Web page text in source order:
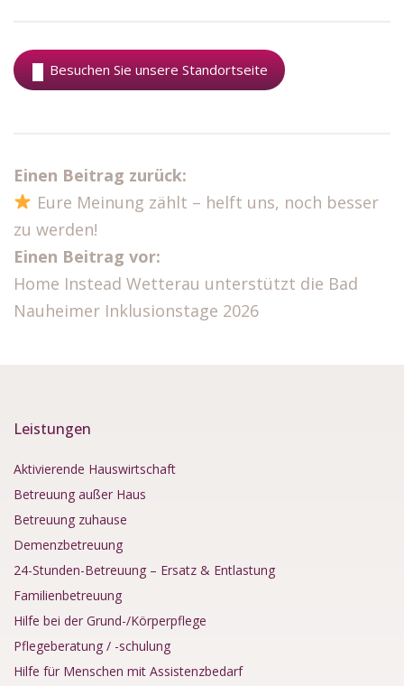
Besuchen Sie unsere Standortseite
Einen Beitrag zurück:
Eure Meinung zählt – helft uns, noch besser
zu werden!
Einen Beitrag vor:
Home Instead Wetterau unterstützt die Bad
Nauheimer Inklusionstage 2026
Leistungen
Aktivierende Hauswirtschaft
Betreuung außer Haus
Betreuung zuhause
Demenzbetreuung
24-Stunden-Betreuung – Ersatz & Entlastung
Familienbetreuung
Hilfe bei der Grund-/Körperpflege
Pflegeberatung / -schulung
Hilfe für Menschen mit Assistenzbedarf